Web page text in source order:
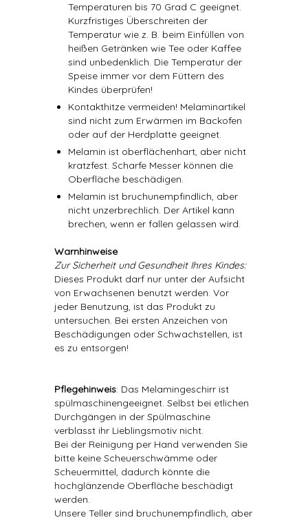
Temperaturen bis 70 Grad C geeignet.
Kurzfristiges Überschreiten der
Temperatur wie z. B. beim Einfüllen von
heißen Getränken wie Tee oder Kaffee
sind unbedenklich. Die Temperatur der
Speise immer vor dem Füttern des
Kindes überprüfen!
Kontakthitze vermeiden! Melaminartikel
sind nicht zum Erwärmen im Backofen
oder auf der Herdplatte geeignet.
Melamin ist oberflächenhart, aber nicht
kratzfest. Scharfe Messer können die
Oberfläche beschädigen.
Melamin ist bruchunempfindlich, aber
nicht unzerbrechlich. Der Artikel kann
brechen, wenn er fallen gelassen wird.
Warnhinweise
Zur Sicherheit und Gesundheit Ihres Kindes:
Dieses Produkt darf nur unter der Aufsicht
von Erwachsenen benutzt werden. Vor
jeder Benutzung, ist das Produkt zu
untersuchen. Bei ersten Anzeichen von
Beschädigungen oder Schwachstellen, ist
es zu entsorgen!
Pflegehinweis: Das Melamingeschirr ist
spülmaschinengeeignet. Selbst bei etlichen
Durchgängen in der Spülmaschine
verblasst ihr Lieblingsmotiv nicht.
Bei der Reinigung per Hand verwenden Sie
bitte keine Scheuerschwämme oder
Scheuermittel, dadurch könnte die
hochglänzende Oberfläche beschädigt
werden.
Unsere Teller sind bruchunempfindlich, aber